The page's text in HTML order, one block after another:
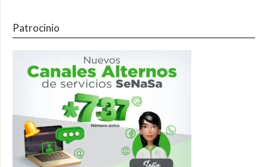
Patrocinio